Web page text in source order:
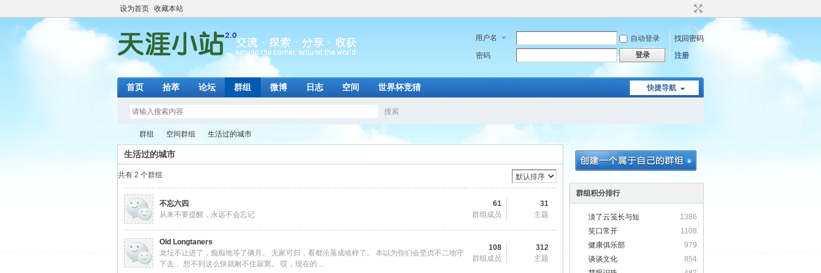
设为首页 收藏本站
用户名 自动登录
找回密码
密码
登录 注册
快捷导航
首页 拾萃 论坛 群组 微博 日志 空间 世界杯竞猜
搜索
天 ›
群组
›
空间群组
›
生活过的城市
生活过的城市
共有 2 个群组
不忘六四
从来不要提醒，永远不会忘记
61
群组成员
31
主题
Old Longtaners
龙坛不让进了，痴痴地等了俩月。 无家可归，看都沦落成啥样了。 本以为你们会坚贞不二地守
下去， 想不到这么快就耐不住寂寞。 哎，现在的 ...
108
群组成员
312
主题
群组积分排行
1386
淡了云笺长与短
1108
笑口常开
979
健康俱乐部
854
谈谈文化